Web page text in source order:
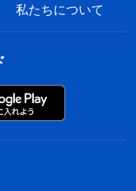
言葉と業によっ
じるだけでキリス
の信仰も、疑念
いと伝えたので
完全に信じる日
彼らの運命は決
私たちについて